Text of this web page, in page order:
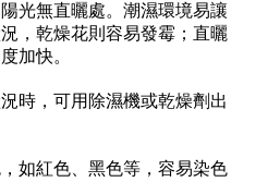
光無直曬處。潮濕環境易讓
，乾燥花則容易發霉；直曬
加快。
時，可用除濕機或乾燥劑出
如紅色、黑色等，容易染色